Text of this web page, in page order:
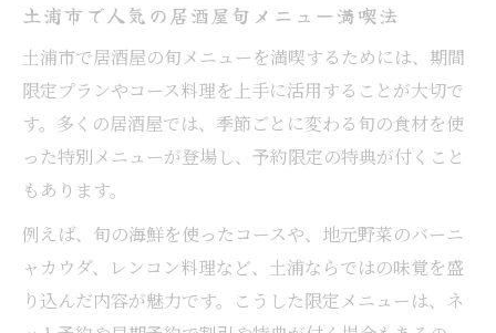
土浦市で人気の居酒屋旬メニュー満喫法
土浦市で居酒屋の旬メニューを満喫するためには、期間
限定プランやコース料理を上手に活用することが大切で
す。多くの居酒屋では、季節ごとに変わる旬の食材を使
った特別メニューが登場し、予約限定の特典が付くこと
もあります。
例えば、旬の海鮮を使ったコースや、地元野菜のバーニ
ャカウダ、レンコン料理など、土浦ならではの味覚を盛
り込んだ内容が魅力です。こうした限定メニューは、ネ